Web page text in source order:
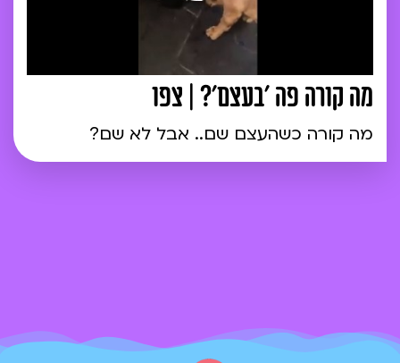
מה קורה פה 'בעצם'? | צפו
מה קורה כשהעצם שם.. אבל לא שם?